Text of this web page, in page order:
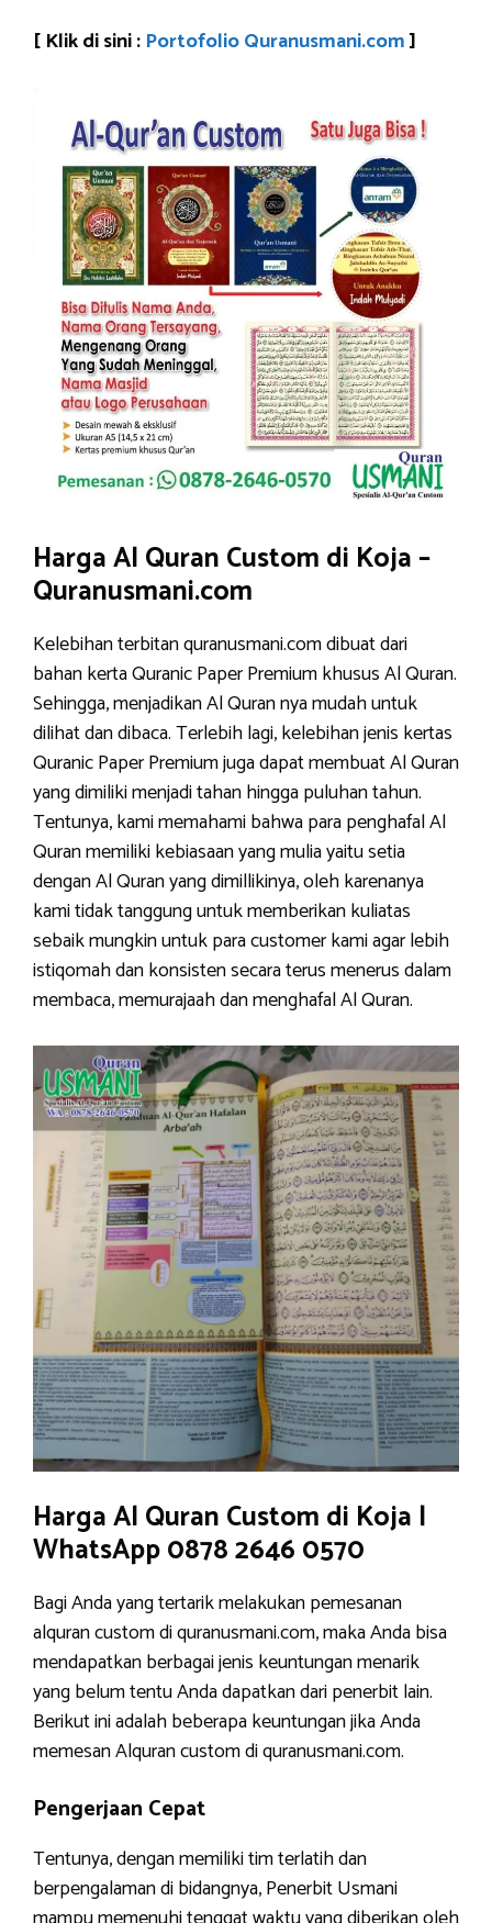
[ Klik di sini : Portofolio Quranusmani.com]
Harga Al Quran Custom di Koja –
Quranusmani.com
Kelebihan terbitan quranusmani.com dibuat dari
bahan kerta Quranic Paper Premium khusus Al Quran.
Sehingga, menjadikan Al Quran nya mudah untuk
dilihat dan dibaca. Terlebih lagi, kelebihan jenis kertas
Quranic Paper Premium juga dapat membuat Al Quran
yang dimiliki menjadi tahan hingga puluhan tahun.
Tentunya, kami memahami bahwa para penghafal Al
Quran memiliki kebiasaan yang mulia yaitu setia
dengan Al Quran yang dimillikinya, oleh karenanya
kami tidak tanggung untuk memberikan kuliatas
sebaik mungkin untuk para customer kami agar lebih
istiqomah dan konsisten secara terus menerus dalam
membaca, memurajaah dan menghafal Al Quran.
Harga Al Quran Custom di Koja |
WhatsApp 0878 2646 0570
Bagi Anda yang tertarik melakukan pemesanan
alquran custom di quranusmani.com, maka Anda bisa
mendapatkan berbagai jenis keuntungan menarik
yang belum tentu Anda dapatkan dari penerbit lain.
Berikut ini adalah beberapa keuntungan jika Anda
memesan Alquran custom di quranusmani.com.
Pengerjaan Cepat
Tentunya, dengan memiliki tim terlatih dan
berpengalaman di bidangnya, Penerbit Usmani